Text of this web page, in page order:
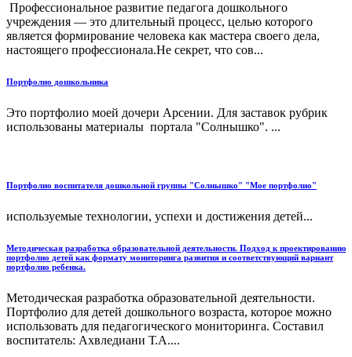
Профессиональное развитие пе­дагога дошкольного
учреждения — это длительный процесс, целью которого
является формирование человека как мастера своего дела,
настоящего профессионала.Не секрет, что сов...
Портфолио дошкольника
Это портфолио моей дочери Арсении. Для заставок рубрик
использованы материалы портала "Солнышко". ...
Портфолио воспитателя дошкольной группы "Солнышко" "Мое портфолио"
используемые технологии, успехи и достижения детей...
Методическая разработка образовательной деятельности. Подход к проектированию
портфолио детей как формату мониторинга развития и соответствующий вариант
портфолио ребенка.
Методическая разработка образовательной деятельности.
Портфолио для детей дошкольного возраста, которое можно
использовать для педагогического мониторинга. Составил
воспитатель: Ахвледиани Т.А....